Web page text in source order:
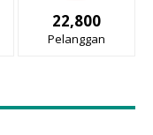
22,800
Pelanggan